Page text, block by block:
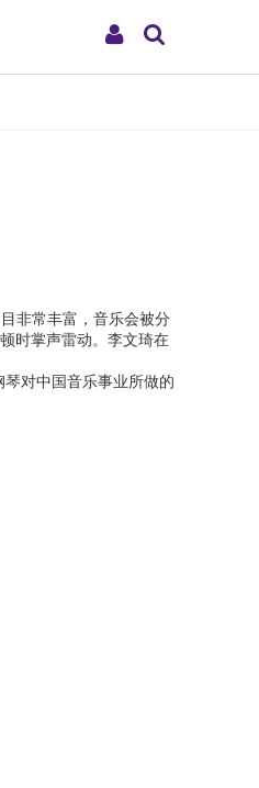
My
非常丰富，音乐会被分
时掌声雷动。李文琦在
对中国音乐事业所做的